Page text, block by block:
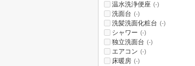
温水洗浄便座 (-)
洗面台 (-)
洗髪洗面化粧台 (-)
シャワー (-)
独立洗面台 (-)
エアコン (-)
床暖房 (-)